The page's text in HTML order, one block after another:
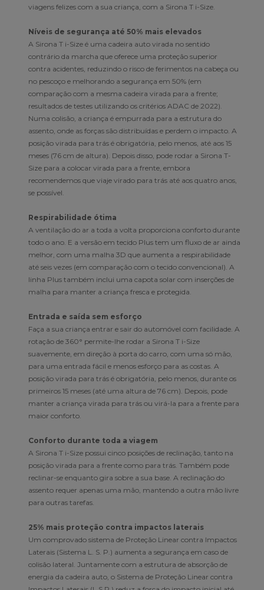
viagens felizes com a sua criança, com a Sirona T i-Size.
Níveis de segurança até 50% mais elevados
A Sirona T i-Size é uma cadeira auto virada no sentido
contrário da marcha que oferece uma proteção superior
contra acidentes, reduzindo o risco de ferimentos na cabeça ou
no pescoço e melhorando a segurança em 50% (em
comparação com a mesma cadeira virada para a frente;
resultados de testes utilizando os critérios ADAC de 2022).
Numa colisão, a criança é empurrada para a estrutura do
assento, onde as forças são distribuídas e perdem o impacto. A
posição virada para trás é obrigatória, pelo menos, até aos 15
meses (76 cm de altura). Depois disso, pode rodar a Sirona T-
Size para a colocar virada para a frente, embora
recomendemos que viaje virado para trás até aos quatro anos,
se possível.
Respirabilidade ótima
A ventilação do ar a toda a volta proporciona conforto durante
todo o ano. E a versão em tecido Plus tem um fluxo de ar ainda
melhor, com uma malha 3D que aumenta a respirabilidade
até seis vezes (em comparação com o tecido convencional). A
linha Plus também inclui uma capota solar com inserções de
malha para manter a criança fresca e protegida.
Entrada e saída sem esforço
Faça a sua criança entrar e sair do automóvel com facilidade. A
rotação de 360° permite-lhe rodar a Sirona T i-Size
suavemente, em direção à porta do carro, com uma só mão,
para uma entrada fácil e menos esforço para as costas. A
posição virada para trás é obrigatória, pelo menos, durante os
primeiros 15 meses (até uma altura de 76 cm). Depois, pode
manter a criança virada para trás ou virá-la para a frente para
maior conforto.
Conforto durante toda a viagem
A Sirona T i-Size possui cinco posições de reclinação, tanto na
posição virada para a frente como para trás. Também pode
reclinar-se enquanto gira sobre a sua base. A reclinação do
assento requer apenas uma mão, mantendo a outra mão livre
para outras tarefas.
25% mais proteção contra impactos laterais
Um comprovado sistema de Proteção Linear contra Impactos
Laterais (Sistema L. S. P.) aumenta a segurança em caso de
colisão lateral. Juntamente com a estrutura de absorção de
energia da cadeira auto, o Sistema de Proteção Linear contra